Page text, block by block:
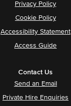
Privacy Policy
Cookie Policy
Accessibility Statement
Access Guide
Contact Us
Send an Email
Private Hire Enquiries